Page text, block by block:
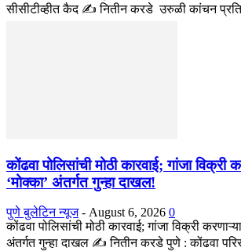
सीसीटीव्हीत कैद ✍️ नितीन करडे उरुळी कांचन
कोंढवा पोलिसांची मोठी कारवाई; गांजा विक्री
‘मोक्का’ अंतर्गत गुन्हा दाखल!
पुणे बुलेटिन न्यूज - August 6, 2026 0
कोंढवा पोलिसांची मोठी कारवाई; गांजा विक्री
अंतर्गत गुन्हा दाखल ✍️ नितीन करडे पुणे : कोंढवा